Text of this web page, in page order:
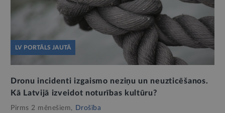
LV PORTĀLS JAUTĀ
Dronu incidenti izgaismo neziņu un neuzticēšanos.
Kā Latvijā izveidot noturības kultūru?
Pirms 2 mēnešiem, Drošība